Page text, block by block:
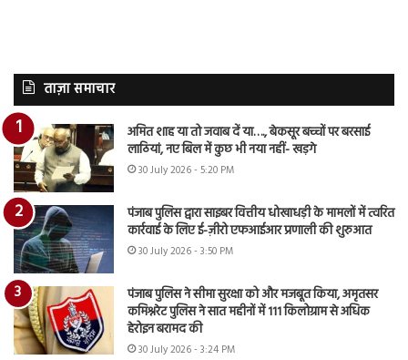
ताज़ा समाचार
अमित शाह या तो जवाब दें या…., बेकसूर बच्चों पर बरसाई
लाठियां, नए बिल में कुछ भी नया नहीं- खड़गे
30 July 2026 - 5:20 PM
पंजाब पुलिस द्वारा साइबर वित्तीय धोखाधड़ी के मामलों में त्वरित
कार्रवाई के लिए ई-ज़ीरो एफआईआर प्रणाली की शुरुआत
30 July 2026 - 3:50 PM
पंजाब पुलिस ने सीमा सुरक्षा को और मजबूत किया, अमृतसर
कमिश्नरेट पुलिस ने सात महीनों में 111 किलोग्राम से अधिक
हेरोइन बरामद की
30 July 2026 - 3:24 PM